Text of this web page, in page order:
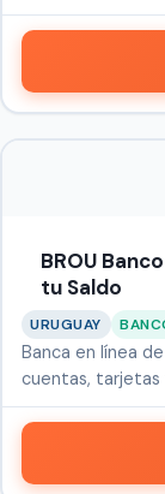
BROU
tu Saldo
URUGUAY
Banca en línea
cuentas, tarjetas